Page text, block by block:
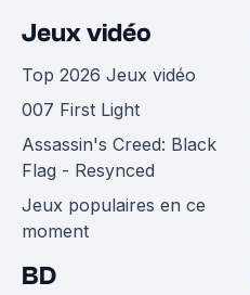
Jeux vidéo
Top 2026 Jeux vidéo
007 First Light
Assassin's Creed: Black
Flag - Resynced
Jeux populaires en ce
moment
BD